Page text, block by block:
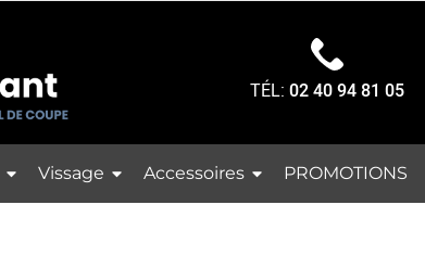
TÉL:02 40 94 81 05
Vissage Accessoires PROMOTIONS